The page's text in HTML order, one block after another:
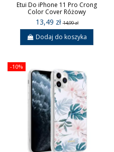
Etui Do iPhone 11 Pro Crong
Color Cover Różowy
13,49 zł14,99 zł
Dodaj do koszyka
-10%